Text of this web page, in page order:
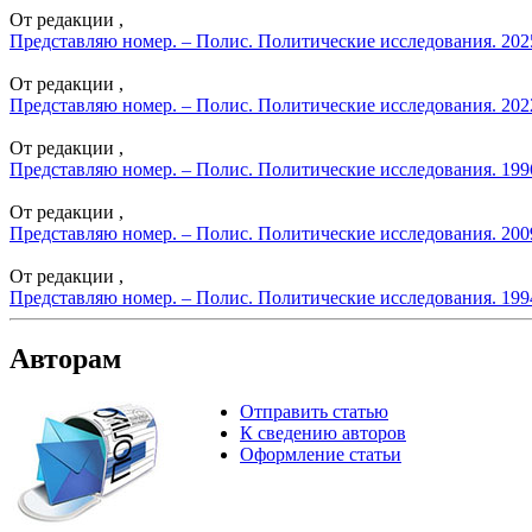
От редакции ,
Представляю номер. – Полис. Политические исследования.
От редакции ,
Представляю номер. – Полис. Политические исследования.
От редакции ,
Представляю номер. – Полис. Политические исследования.
От редакции ,
Представляю номер. – Полис. Политические исследования.
От редакции ,
Представляю номер. – Полис. Политические исследования.
Авторам
Отправить статью
К сведению авторов
Оформление статьи